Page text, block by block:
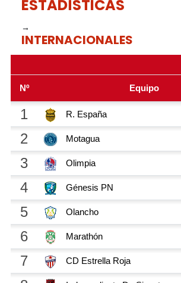
ESTADÍSTICAS
→
INTERNACIONALES